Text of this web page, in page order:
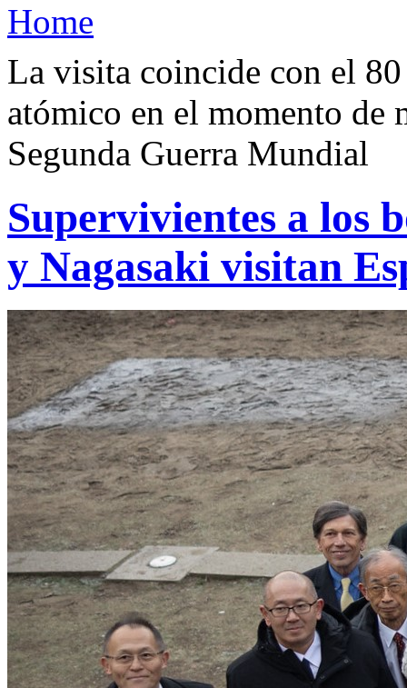
Home
La visita coincide con el
atómico en el momento de
Segunda Guerra Mundial
Supervivientes a los
y Nagasaki visitan